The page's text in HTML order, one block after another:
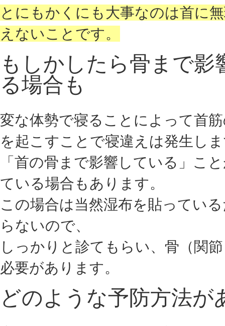
とにもかくにも大事なのは首に
えないことです。
もしかしたら骨まで影
る場合も
変な体勢で寝ることによって首
を起こすことで寝違えは発生し
「首の骨まで影響している」こ
ている場合もあります。
この場合は当然湿布を貼ってい
らないので、
しっかりと診てもらい、骨（関
必要があります。
どのような予防方法が